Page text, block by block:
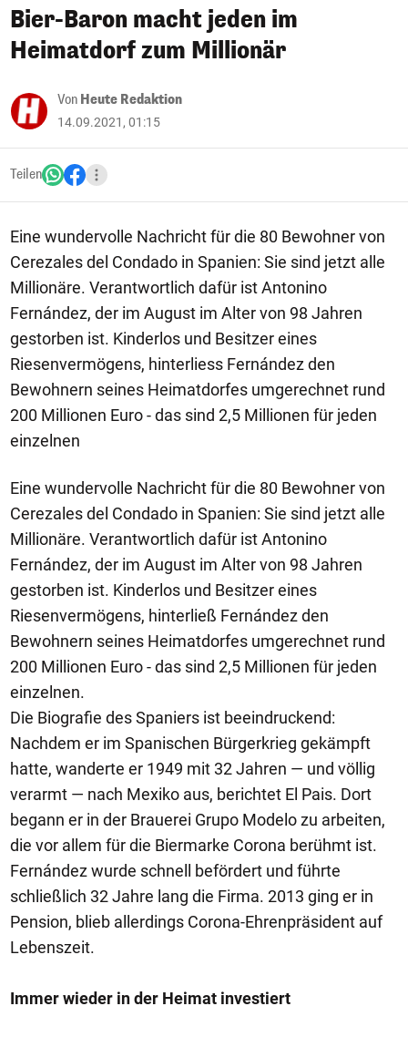
Bier-Baron macht jeden im
Heimatdorf zum Millionär
Von Heute Redaktion
14.09.2021, 01:15
Teilen
Eine wundervolle Nachricht für die 80 Bewohner von
Cerezales del Condado in Spanien: Sie sind jetzt alle
Millionäre. Verantwortlich dafür ist Antonino
Fernández, der im August im Alter von 98 Jahren
gestorben ist. Kinderlos und Besitzer eines
Riesenvermögens, hinterliess Fernández den
Bewohnern seines Heimatdorfes umgerechnet rund
200 Millionen Euro - das sind 2,5 Millionen für jeden
einzelnen
Eine wundervolle Nachricht für die 80 Bewohner von
Cerezales del Condado in Spanien: Sie sind jetzt alle
Millionäre. Verantwortlich dafür ist Antonino
Fernández, der im August im Alter von 98 Jahren
gestorben ist. Kinderlos und Besitzer eines
Riesenvermögens, hinterließ Fernández den
Bewohnern seines Heimatdorfes umgerechnet rund
200 Millionen Euro - das sind 2,5 Millionen für jeden
einzelnen.
Die Biografie des Spaniers ist beeindruckend:
Nachdem er im Spanischen Bürgerkrieg gekämpft
hatte, wanderte er 1949 mit 32 Jahren — und völlig
verarmt — nach Mexiko aus, berichtet El Pais. Dort
begann er in der Brauerei Grupo Modelo zu arbeiten,
die vor allem für die Biermarke Corona berühmt ist.
Fernández wurde schnell befördert und führte
schließlich 32 Jahre lang die Firma. 2013 ging er in
Pension, blieb allerdings Corona-Ehrenpräsident auf
Lebenszeit.
Immer wieder in der Heimat investiert